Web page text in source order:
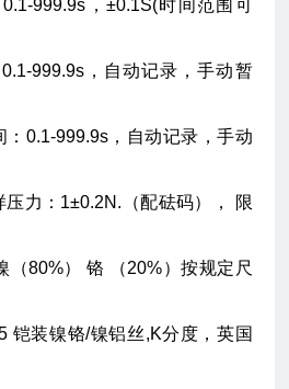
999.9s，±0.1S(时间范围可
999.9s，自动记录，手动暂
0.1-999.9s，自动记录，手动
力：1±0.2N.（配砝码）， 限
80%） 铬 （20%）按规定尺
装镍铬/镍铝丝,K分度，英国